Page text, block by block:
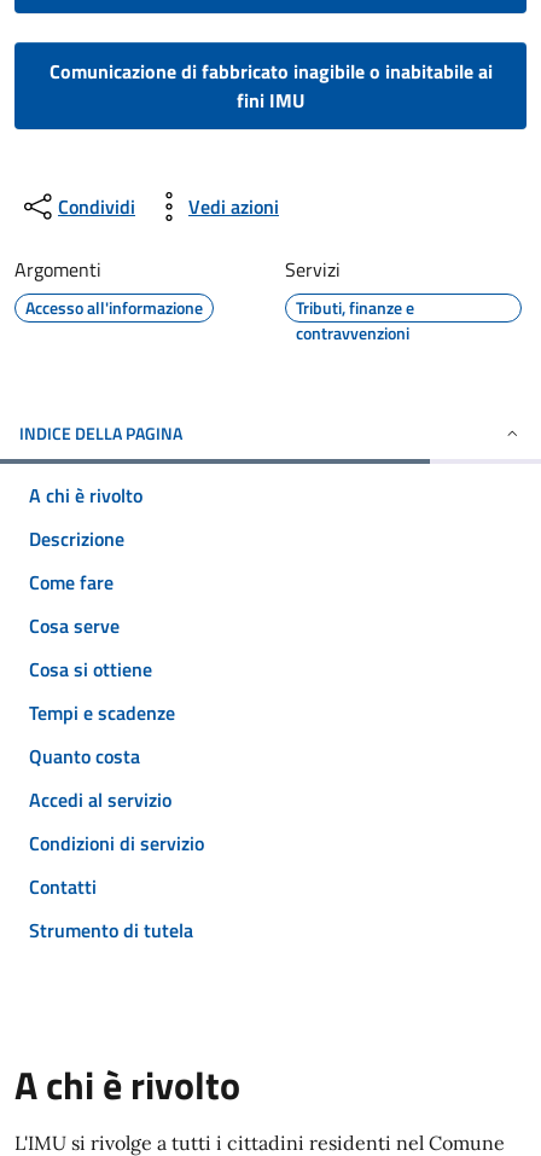
Comunicazione di fabbricato inagibile o inabitabile ai
fini IMU
Condividi Vedi azioni
Argomenti
Accesso all'informazione
Servizi
Tributi, finanze e
contravvenzioni
INDICE DELLA PAGINA
A chi è rivolto
Descrizione
Come fare
Cosa serve
Cosa si ottiene
Tempi e scadenze
Quanto costa
Accedi al servizio
Condizioni di servizio
Contatti
Strumento di tutela
A chi è rivolto
L'IMU si rivolge a tutti i cittadini residenti nel Comune